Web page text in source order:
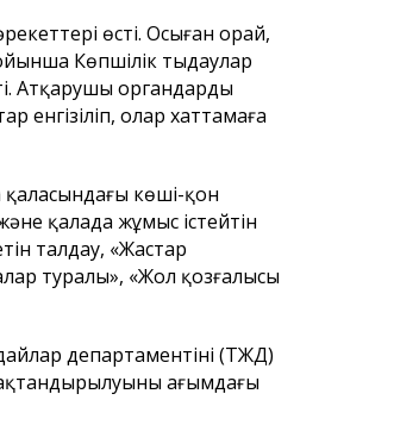
өсті. Осыған орай,
Көпшілік тыңдаулар
Атқарушы органдардың
енгізіліп, олар хаттамаға
көші-қон
қалада жұмыс істейтін
талдау, «Жастар
туралы», «Жол қозғалысы
департаментінің (ТЖД)
ағымдағы